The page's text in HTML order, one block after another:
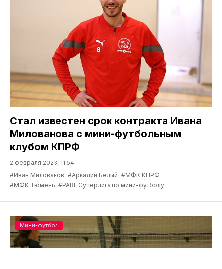
Стал известен срок контракта Ивана
Милованова с мини-футбольным
клубом КПРФ
2 февраля 2023, 11:54
#Иван Милованов #Аркадий Белый #МФК КПРФ
#МФК Тюмень #PARI-Суперлига по мини-футболу
Мини-футбол